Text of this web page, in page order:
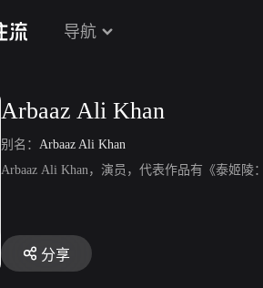
导航
Arbaaz Ali Khan
别名： Arbaaz Ali Khan
Arbaaz Ali Khan，演员，代表作品有《泰姬陵
分享